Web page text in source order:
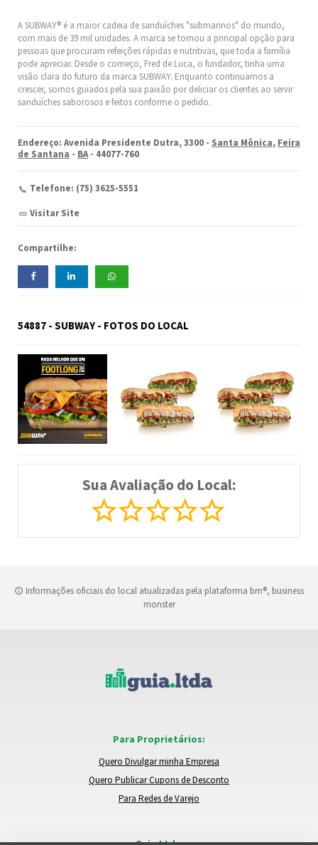
A SUBWAY® é a maior cadeia de sanduíches "submarinos" do mundo,
com mais de 39 mil unidades. A marca se tornou a principal opção para
pessoas que procuram refeições rápidas e nutritivas, que toda a família
pode apreciar. Desde o começo, Fred de Luca, o fundador, tinha uma
visão clara do futuro da marca SUBWAY. Enquanto continuamos a
crescer, somos guiados pela sua paixão por deliciar os clientes ao servir
sanduíches saborosos e feitos conforme o pedido.
Endereço: Avenida Presidente Dutra, 3300 - Santa Mônica, Feira
de Santana - BA- 44077-760
Telefone: (75) 3625-5551
Visitar Site
Compartilhe:
54887 - SUBWAY - FOTOS DO LOCAL
Sua Avaliação do Local:
Informações oficiais do local atualizadas pela plataforma bm®, business
monster
Para Proprietários:
Quero Divulgar minha Empresa
Quero Publicar Cupons de Desconto
Para Redes de Varejo